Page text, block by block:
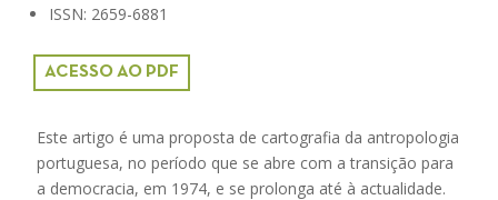
ISSN: 2659-6881
ACESSO AO PDF
Este artigo é uma proposta de cartografia da antropologia
portuguesa, no período que se abre com a transição para
a democracia, em 1974, e se prolonga até à actualidade.